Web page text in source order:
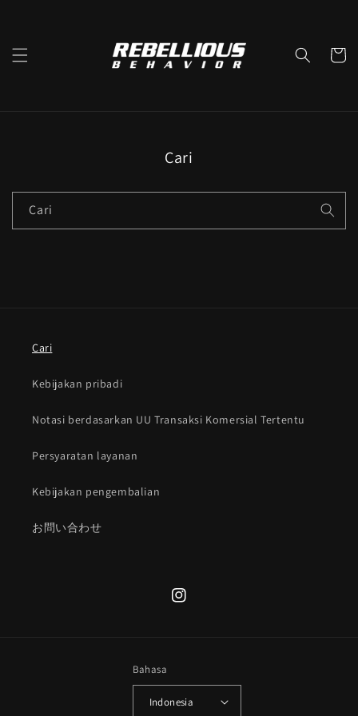
Cari
Cari
Cari
Kebijakan pribadi
Notasi berdasarkan UU Transaksi Komersial Tertentu
Persyaratan layanan
Kebijakan pengembalian
お問い合わせ
Instagram
Bahasa
Indonesia